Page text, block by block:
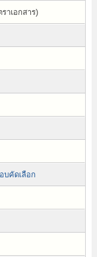
าเอกสาร)
บคัดเลือก